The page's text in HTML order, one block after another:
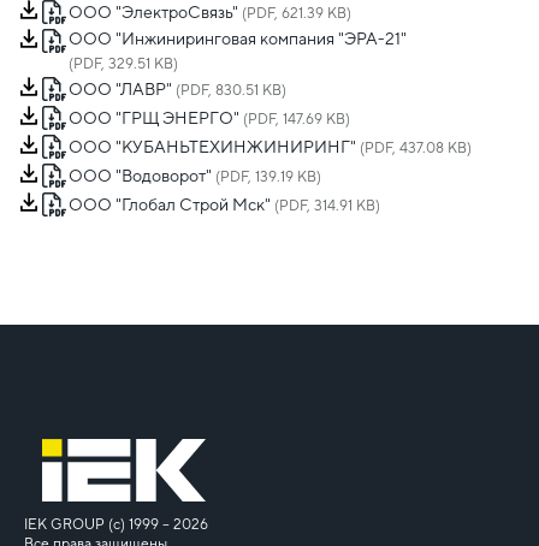
ООО "ЭлектроСвязь" (PDF, 621.39 KB)
ООО "Инжиниринговая компания "ЭРА-21"
(PDF, 329.51 KB)
ООО "ЛАВР" (PDF, 830.51 KB)
ООО "ГРЩ ЭНЕРГО" (PDF, 147.69 KB)
ООО "КУБАНЬТЕХИНЖИНИРИНГ" (PDF, 437.08 KB)
ООО "Водоворот" (PDF, 139.19 KB)
ООО "Глобал Строй Мск" (PDF, 314.91 KB)
IEK GROUP (c) 1999 – 2026